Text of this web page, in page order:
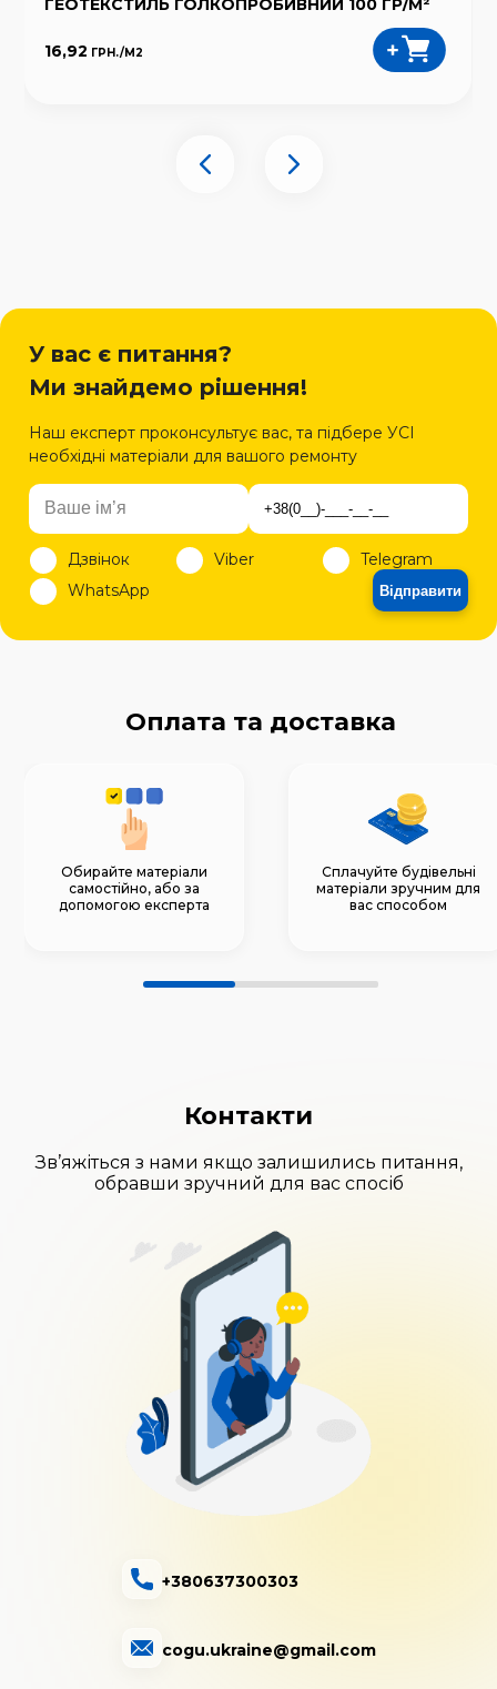
16,92 ГРН./М2
У вас є питання?
Ми знайдемо рішення!
Наш експерт проконсультує вас, та підбере УСІ
необхідні матеріали для вашого ремонту
Дзвінок Viber
Telegram
WhatsApp
Відправити
Оплата та доставка
Обирайте матеріали
самостійно, або за
допомогою експерта
Сплачуйте будівельні
матеріали зручним для
вас способом
Контакти
Зв’яжіться з нами якщо залишились питання,
обравши зручний для вас спосіб
+380637300303
cogu.ukraine@gmail.com